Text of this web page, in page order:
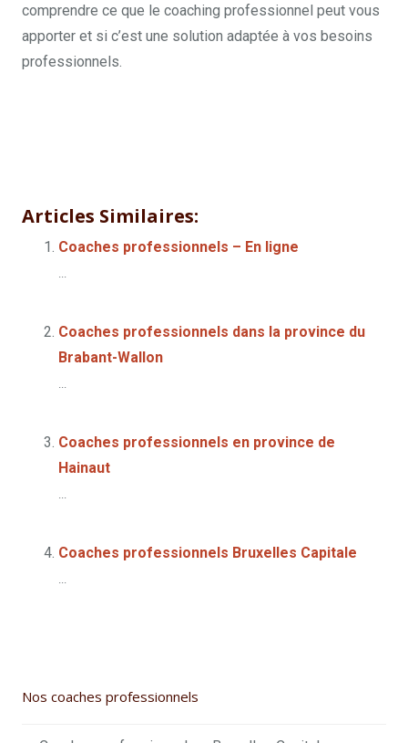
comprendre ce que le coaching professionnel peut vous
apporter et si c’est une solution adaptée à vos besoins
professionnels.
Articles Similaires:
Coaches professionnels – En ligne
Coaches professionnels dans la province du
Brabant-Wallon
Coaches professionnels en province de
Hainaut
Coaches professionnels Bruxelles Capitale
Nos coaches professionnels